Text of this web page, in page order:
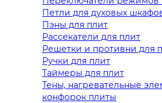
Петли для духовых
Пэны для плит
Рассекатели для плит
Решетки и противни для
Ручки для плит
Таймеры для плит
Тены, нагревательные
конфорок плиты